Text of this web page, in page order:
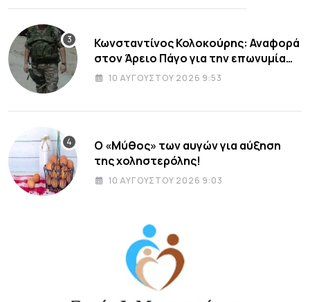
Κωνσταντίνος Κολοκούρης: Αναφορά
στον Άρειο Πάγο για την επωνυμία
του πολιτικού κόμματος «ΕΛΑΣ»
10 ΑΥΓΟΎΣΤΟΥ 2026 9:53
Ο «Μύθος» των αυγών για αύξηση
της χοληστερόλης!
10 ΑΥΓΟΎΣΤΟΥ 2026 9:03